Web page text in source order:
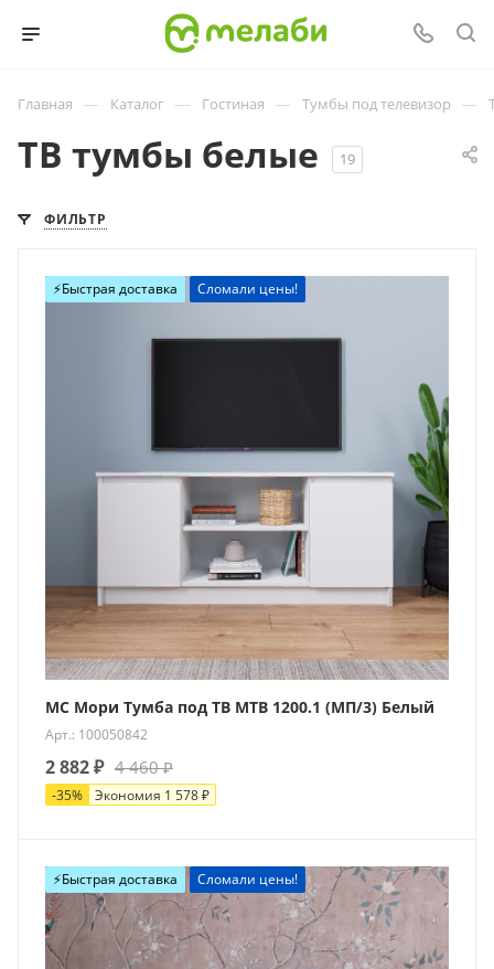
Главная — Каталог — Гостиная — Тумбы под телевизор —
ТВ тумбы белые 19
ФИЛЬТР
⚡️Быстрая доставка Сломали цены!
МС Мори Тумба под ТВ МТВ 1200.1 (МП/3) Белый
Арт.: 100050842
2 882₽ 4 460₽
-35% Экономия 1 578₽
⚡️Быстрая доставка Сломали цены!